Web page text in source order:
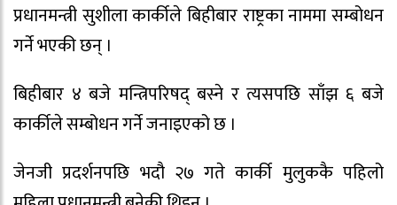
प्रधानमन्त्री सुशीला कार्कीले बिहीबार राष्ट्रका नाममा सम्बोधन
गर्ने भएकी छन् ।
बिहीबार ४ बजे मन्त्रिपरिषद् बस्ने र त्यसपछि साँझ ६ बजे
कार्कीले सम्बोधन गर्ने जनाइएको छ ।
जेनजी प्रदर्शनपछि भदौ २७ गते कार्की मुलुककै पहिलो